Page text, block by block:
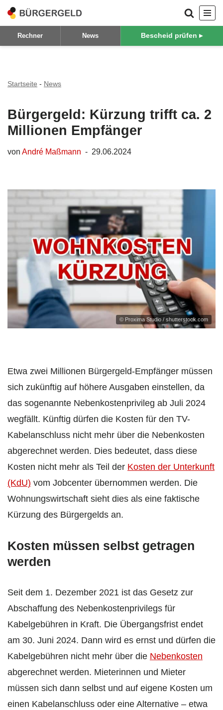
Zum
Inhalt
Rechner News Bescheid prüfen ▸
Startseite - News
Bürgergeld: Kürzung trifft ca. 2
Millionen Empfänger
von André Maßmann 29.06.2024
© Proxima Studio / shutterstock.com
Etwa zwei Millionen Bürgergeld-Empfänger müssen
sich zukünftig auf höhere Ausgaben einstellen, da
das sogenannte Nebenkostenprivileg ab Juli 2024
wegfällt. Künftig dürfen die Kosten für den TV-
Kabelanschluss nicht mehr über die Nebenkosten
abgerechnet werden. Dies bedeutet, dass diese
Kosten nicht mehr als Teil der Kosten der Unterkunft
(KdU) vom Jobcenter übernommen werden. Die
Wohnungswirtschaft sieht dies als eine faktische
Kürzung des Bürgergelds an.
Kosten müssen selbst getragen
werden
Seit dem 1. Dezember 2021 ist das Gesetz zur
Abschaffung des Nebenkostenprivilegs für
Kabelgebühren in Kraft. Die Übergangsfrist endet
am 30. Juni 2024. Dann wird es ernst und dürfen die
Kabelgebühren nicht mehr über die Nebenkosten
abgerechnet werden. Mieterinnen und Mieter
müssen sich dann selbst und auf eigene Kosten um
einen Kabelanschluss oder eine Alternative – etwa